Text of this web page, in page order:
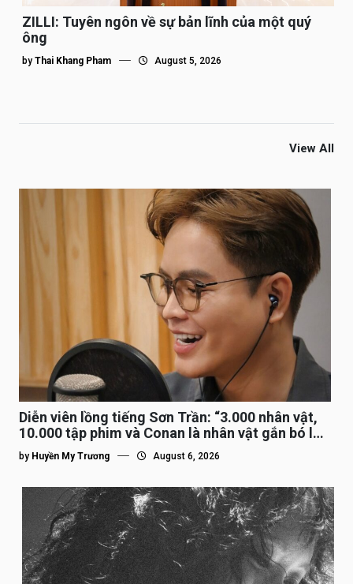
ZILLI: Tuyên ngôn về sự bản lĩnh của một quý
ông
by Thai Khang Pham August 5, 2026
View All
Diễn viên lồng tiếng Sơn Trần: “3.000 nhân vật,
10.000 tập phim và Conan là nhân vật gắn bó lâu
nhất”
by Huyền My Trương August 6, 2026